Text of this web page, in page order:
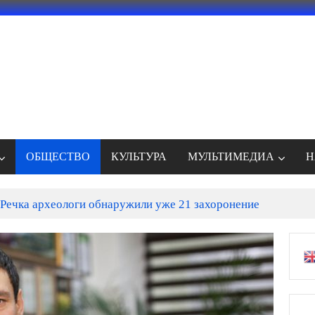
ОБЩЕСТВО КУЛЬТУРА МУЛЬТИМЕДИА
археологи обнаружили уже 21 захоронение